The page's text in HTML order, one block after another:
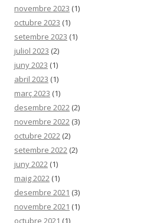
novembre 2023 (1)
octubre 2023 (1)
setembre 2023 (1)
juliol 2023 (2)
juny 2023 (1)
abril 2023 (1)
març 2023 (1)
desembre 2022 (2)
novembre 2022 (3)
octubre 2022 (2)
setembre 2022 (2)
juny 2022 (1)
maig 2022 (1)
desembre 2021 (3)
novembre 2021 (1)
octubre 2021 (1)